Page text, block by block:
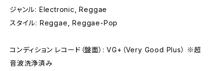
ジャンル: Electronic, Reggae
スタイル: Reggae, Reggae-Pop
コンディション レコード（盤面）: VG+（Very Good Plus） ※超
音波洗浄済み